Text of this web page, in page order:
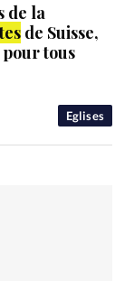
Eglises
de la
de Suisse,
tous